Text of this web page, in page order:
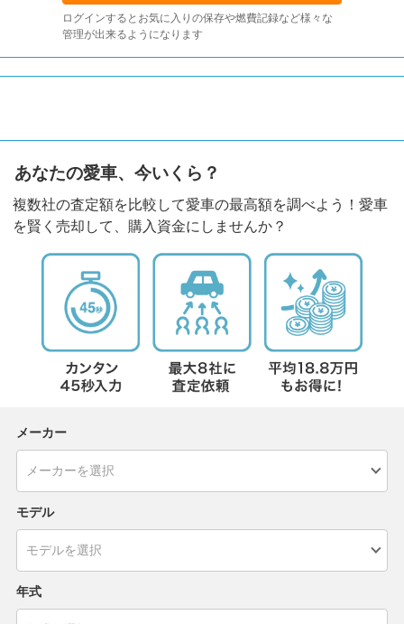
ログインするとお気に入りの保存や燃費記録など様々な
管理が出来るようになります
あなたの愛車、今いくら？
複数社の査定額を比較して愛車の最高額を調べよう！愛車
を賢く売却して、購入資金にしませんか？
メーカー
モデル
年式